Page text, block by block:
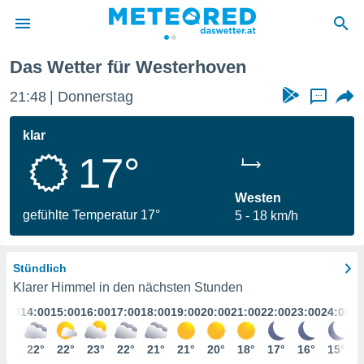
wurde
dass
sind.
diese
Das Wetter für Westerhoven
21:48 Donnerstag ...
klar
17°
gefühlte Temperatur 17°
Westen
5
18 km/h
Stündlich
Klarer Himmel in den nächsten Stunden
14:00
22°
15:00
22°
16:00
23°
17:00
22°
18:00
21°
19:00
21°
20:00
20°
21:00
18°
22:00
17°
23:00
16°
24:00
15°